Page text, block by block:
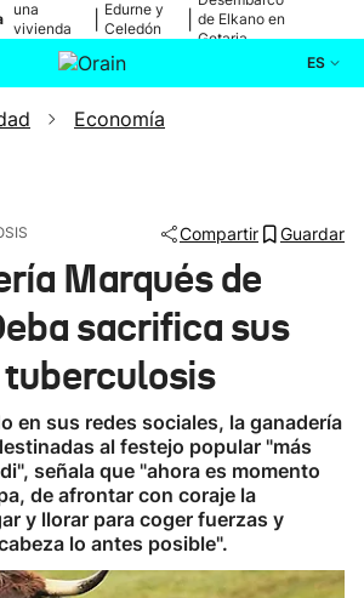
una
vivienda
de Bilbao
Edurne y
Celedón
de Elkano en
Getaria
ES
Actualidad
Ikusmiran
Eguraldia
Economía
Compartir Guardar
Marqués de
sacrifica sus
en sus redes sociales, la ganadería
al festejo popular "más
señala que "ahora es momento
de afrontar con coraje la
y llorar para coger fuerzas y
lo antes posible".